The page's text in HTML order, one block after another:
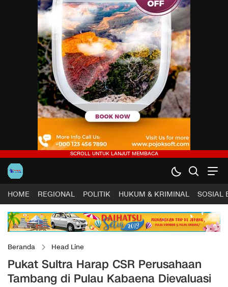
HOME REGIONAL POLITIK HUKUM & KRIMINAL SOSIAL
Beranda Head Line
Pukat Sultra Harap CSR Perusahaan
Tambang di Pulau Kabaena Dievaluasi